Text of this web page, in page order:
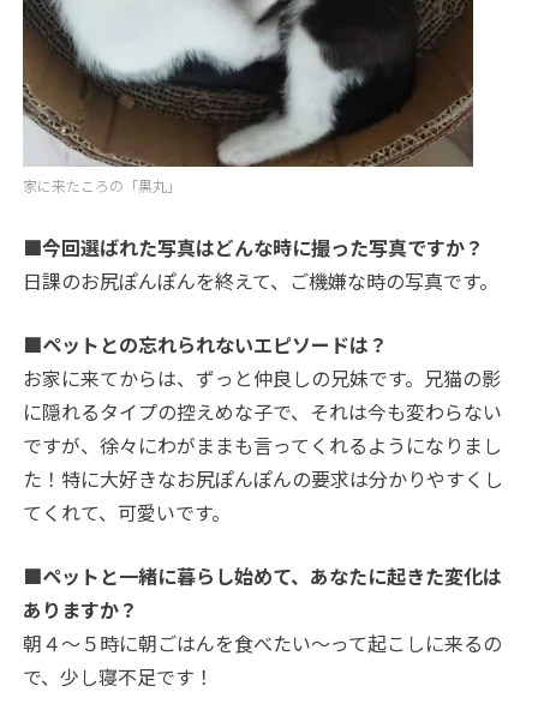
家に来たころの「黒丸」
■今回選ばれた写真はどんな時に撮った写真ですか？
日課のお尻ぽんぽんを終えて、ご機嫌な時の写真です。
■ペットとの忘れられないエピソードは？
お家に来てからは、ずっと仲良しの兄妹です。兄猫の影
に隠れるタイプの控えめな子で、それは今も変わらない
ですが、徐々にわがままも言ってくれるようになりまし
た！特に大好きなお尻ぽんぽんの要求は分かりやすくし
てくれて、可愛いです。
■ペットと一緒に暮らし始めて、あなたに起きた変化は
ありますか？
朝４～５時に朝ごはんを食べたい～って起こしに来るの
で、少し寝不足です！